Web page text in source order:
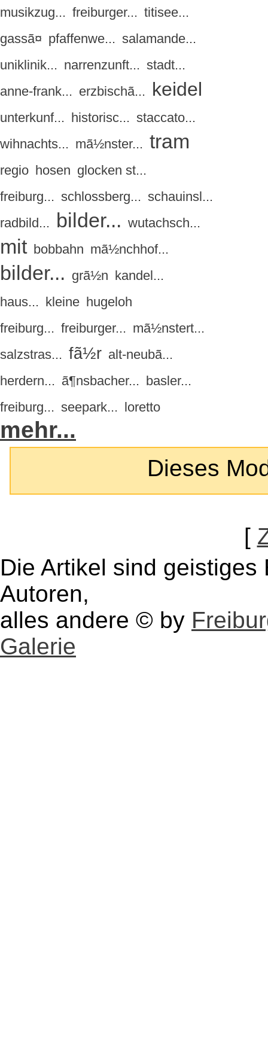
musikzug... freiburger... titisee...
gassã¤ pfaffenwe... salamande...
uniklinik... narrenzunft... stadt...
anne-frank... erzbischã... keidel
unterkunf... historisc... staccato...
wihnachts... mã½nster... tram
regio hosen glocken st...
freiburg... schlossberg... schauinsl...
radbild... bilder... wutachsch...
mit bobbahn mã½nchhof...
bilder... grã½n kandel...
haus... kleine hugeloh
freiburg... freiburger... mã½nstert...
salzstras... fã½r alt-neubã...
herdern... ã¶nsbacher... basler...
freiburg... seepark... loretto
mehr...
Dieses
[
Die Artikel sind
Autoren,
alles andere © by
Galerie